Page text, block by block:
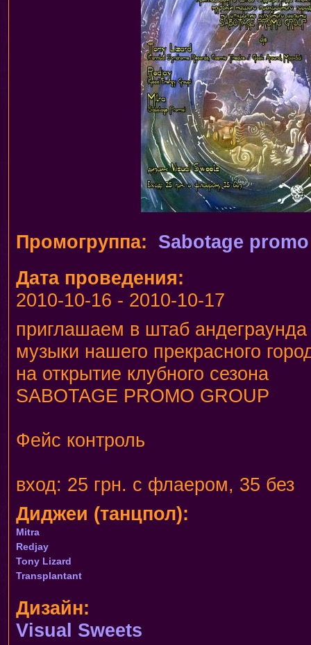
Промогруппа:
Sabotage promo
Дата проведения:
2010-10-16 - 2010-10-17
приглашаем в штаб
музыки нашего прекрасного
на открытие клубного сезона
SABOTAGE PROMO GROUP
Фейс контроль
вход: 25 грн. с флаером, 35 без
Диджеи (танцпол):
Mitra
Redjay
Tony Lizard
Transplantant
Дизайн:
Visual Sweets